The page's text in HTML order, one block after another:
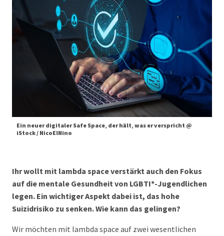
Ein neuer digitaler Safe Space, der hält, was er verspricht @
iStock / NicoElNino
Ihr wollt mit lambda space verstärkt auch den Fokus
auf die mentale Gesundheit von LGBTI*-Jugendlichen
legen. Ein wichtiger Aspekt dabei ist, das hohe
Suizidrisiko zu senken. Wie kann das gelingen?
Wir möchten mit lambda space auf zwei wesentlichen